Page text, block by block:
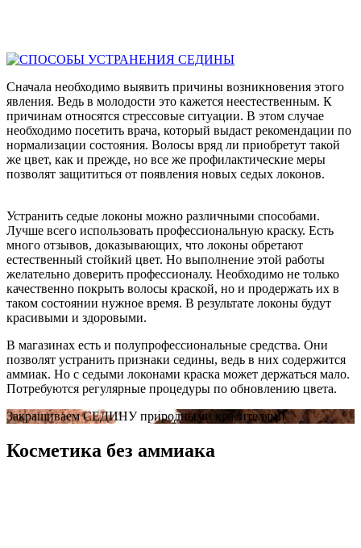
Сначала необходимо выявить причины возникновения этого
явления. Ведь в молодости это кажется неестественным. К
причинам относятся стрессовые ситуации. В этом случае
необходимо посетить врача, который выдаст рекомендации по
нормализации состояния. Волосы вряд ли приобретут такой
же цвет, как и прежде, но все же профилактические меры
позволят защититься от появления новых седых локонов.
Устранить седые локоны можно различными способами.
Лучше всего использовать профессиональную краску. Есть
много отзывов, доказывающих, что локоны обретают
естественный стойкий цвет. Но выполнение этой работы
желательно доверить профессионалу. Необходимо не только
качественно покрыть волосы краской, но и продержать их в
таком состоянии нужное время. В результате локоны будут
красивыми и здоровыми.
В магазинах есть и полупрофессиональные средства. Они
позволят устранить признаки седины, ведь в них содержится
аммиак. Но с седыми локонами краска может держаться мало.
Потребуются регулярные процедуры по обновлению цвета.
Закрашиваем СЕДИНУ природными красителями
Косметика без аммиака